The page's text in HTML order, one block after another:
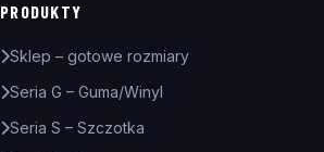
PRODUKTY
Sklep – gotowe rozmiary
Seria G – Guma/Winyl
Seria S – Szczotka